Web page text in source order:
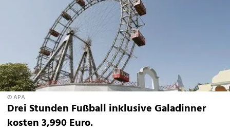
© APA
Drei Stunden Fußball inklusive Galadinner
kosten 3,990 Euro.